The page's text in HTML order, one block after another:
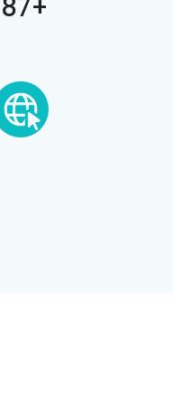
+387 66 321-220